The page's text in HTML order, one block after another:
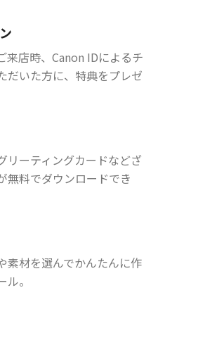
来店時、Canon IDによるチ
だいた方に、特典をプレゼ
リーティングカードなどざ
無料でダウンロードでき
素材を選んでかんたんに作
。